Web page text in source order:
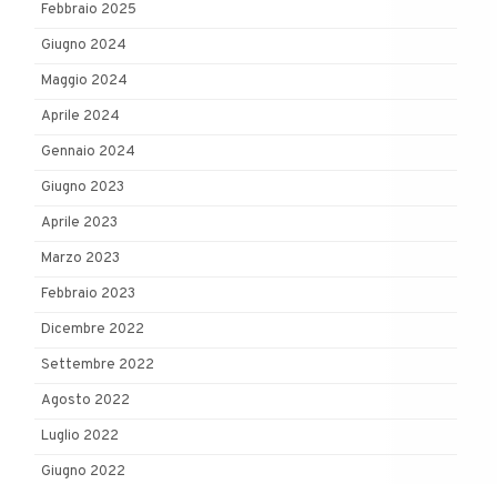
Febbraio 2025
Giugno 2024
Maggio 2024
Aprile 2024
Gennaio 2024
Giugno 2023
Aprile 2023
Marzo 2023
Febbraio 2023
Dicembre 2022
Settembre 2022
Agosto 2022
Luglio 2022
Giugno 2022